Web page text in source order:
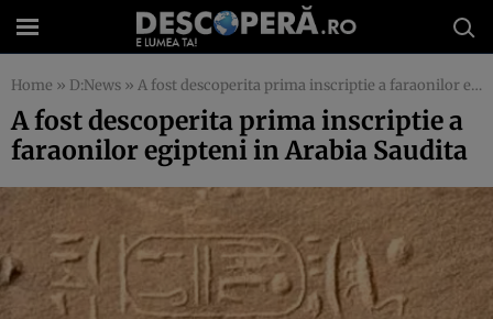
Home » D:News » A fost descoperita prima inscriptie a faraonilor egipteni in Arabia Saudita
A fost descoperita prima inscriptie a
faraonilor egipteni in Arabia Saudita